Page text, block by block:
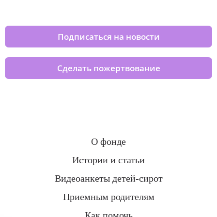
Подписаться на новости
Сделать пожертвование
О фонде
Истории и статьи
Видеоанкеты детей-сирот
Приемным родителям